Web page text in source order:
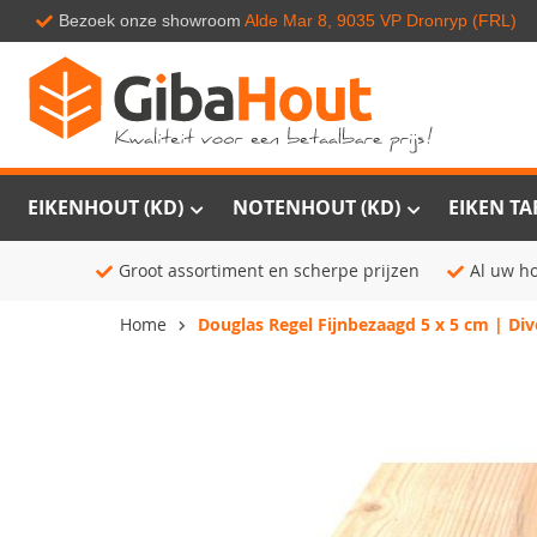
Bezoek onze showroom Alde Mar 8, 9035 VP Dronryp (FRL)
EIKENHOUT (KD) NOTENHOUT (KD) EIKEN
Groot assortiment en scherpe prijzen Al uw
Home Douglas Regel Fijnbezaagd 5 x 5 cm |